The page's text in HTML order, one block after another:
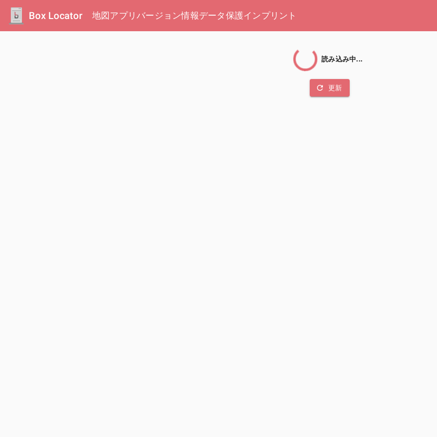
Box Locator 地図アプリバージョン情報データ保護インプリント
読み込み中...
refresh 更新